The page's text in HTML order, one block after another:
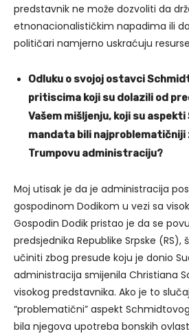
predstavnik ne može dozvoliti da
etnonacionalističkim napadima ili
političari namjerno uskraćuju
Odluku o svojoj ostavci
pritiscima koji su dolazili od
Vašem mišljenju, koji su
mandata bili najproblematičniji
Trumpovu administraciju?
Moj utisak je da je administracija
gospodinom Dodikom u vezi sa
Gospodin Dodik pristao je da se
predsjednika Republike Srpske (RS),
učiniti zbog presude koju je donio
administracija smijenila Christiana
visokog predstavnika. Ako je to
“problematični” aspekt
bila njegova upotreba bonskih